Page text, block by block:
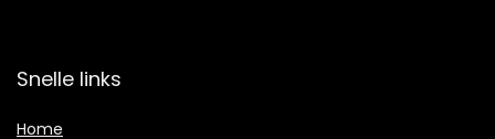
Snelle links
Home